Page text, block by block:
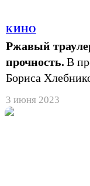
КИНО
Ржавый
прочность. В
Бориса
3 июня 2023